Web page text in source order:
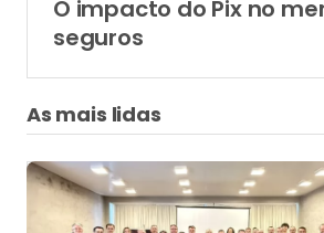
O impacto do Pix no
seguros
As mais lidas